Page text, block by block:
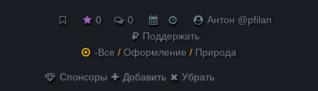
0 0
Антон @pfilan
Поддержать
-Все / Оформление / Природа
Спонсоры Добавить Убрать